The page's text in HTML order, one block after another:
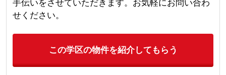
手伝いをさせていただきます。お気軽にお問い合わ
せください。
この学区の物件を紹介してもらう